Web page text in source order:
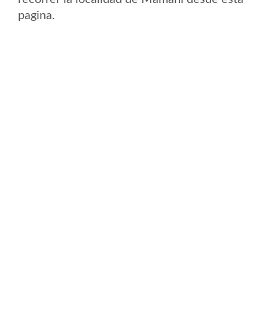
pagina.